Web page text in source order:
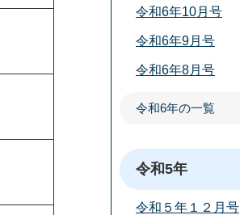
令和6年10月号
令和6年9月号
令和6年8月号
令和6年の一覧
令和5年
令和５年１２月号